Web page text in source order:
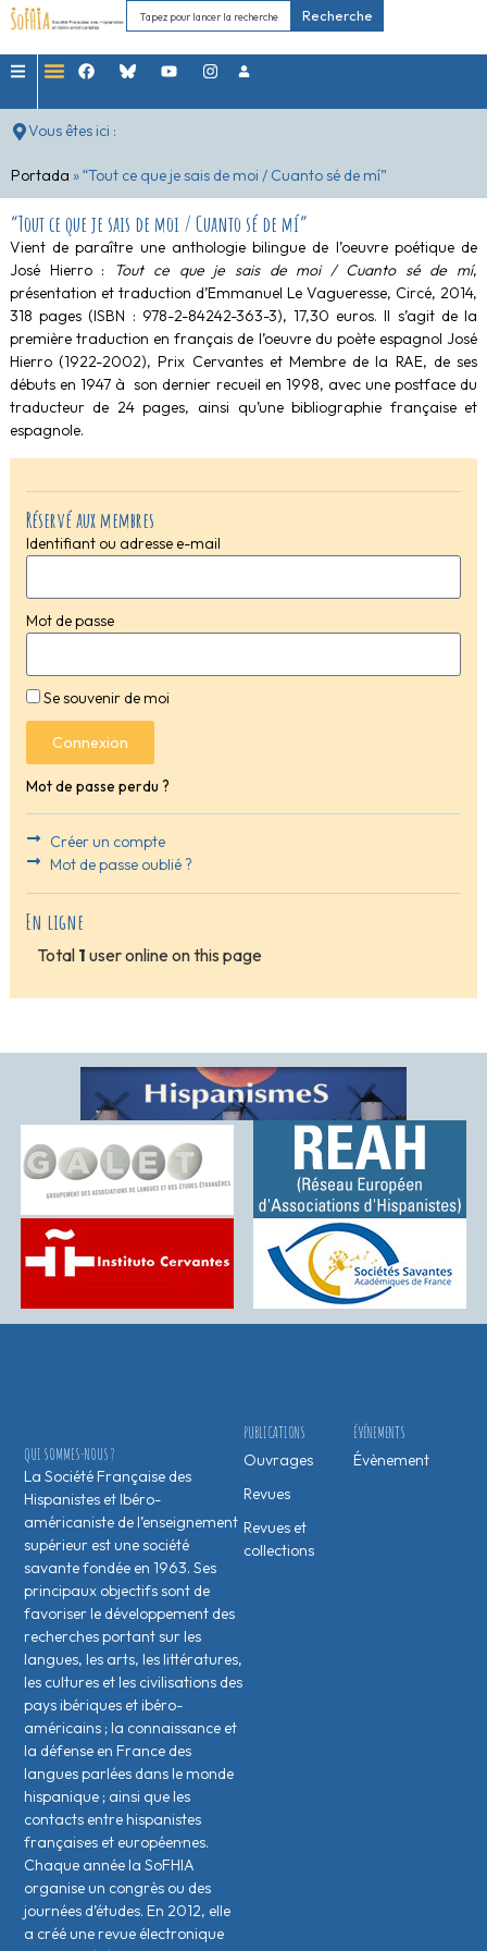
Recherche
Vous êtes ici :
Portada »“Tout ce que je sais de moi / Cuanto sé de mí”
Réservé aux membres
Identifiant ou adresse e-mail
Mot de passe
Se souvenir de moi
Connexion
Mot de passe perdu ?
Créer un compte
Mot de passe oublié ?
En ligne
Total 1 user online on this page
“Tout ce que je sais de moi / Cuanto sé de mí”
Vient de paraître une anthologie bilingue de l’oeuvre poétique de
José Hierro :
Tout ce que je sais de moi / Cuanto sé de mí,
présentation et traduction d’Emmanuel Le Vagueresse, Circé, 2014,
318 pages (ISBN : 978-2-84242-363-3), 17,30 euros. Il s’agit de la
première traduction en français de l’oeuvre du poète espagnol José
Hierro (1922-2002), Prix Cervantes et Membre de la RAE, de ses
débuts en 1947 à son dernier recueil en 1998, avec une postface du
traducteur de 24 pages, ainsi qu’une bibliographie française et
espagnole.
ÉVÉNEMENTS
Évènement
PUBLICATIONS
Ouvrages
Revues
Revues et
collections
QUI SOMMES-NOUS ?
La Société Française des
Hispanistes et Ibéro-
américaniste de l’enseignement
supérieur est une société
savante fondée en 1963. Ses
principaux objectifs sont de
favoriser le développement des
recherches portant sur les
langues, les arts, les littératures,
les cultures et les civilisations des
pays ibériques et ibéro-
américains ; la connaissance et
la défense en France des
langues parlées dans le monde
hispanique ; ainsi que les
contacts entre hispanistes
français·es et européen·nes.
Chaque année la SoFHIA
organise un congrès ou des
journées d’études. En 2012, elle
a créé une revue électronique